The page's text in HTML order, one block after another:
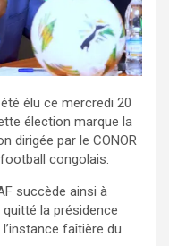
élu ce mercredi 20
élection marque la
dirigée par le CONOR
congolais.
succède ainsi à
la présidence
faîtière du